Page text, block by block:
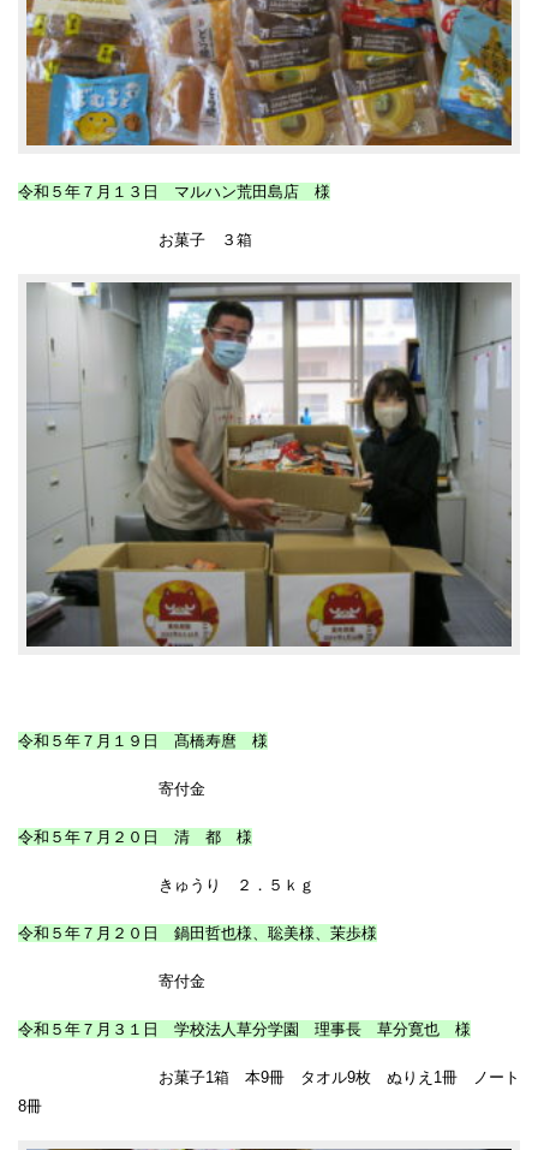
令和５年７月１３日 マルハン荒田島店 様
お菓子 ３箱
令和５年７月１９日 髙橋寿麿 様
寄付金
令和５年７月２０日 清 都 様
きゅうり ２．５ｋｇ
令和５年７月２０日 鍋田哲也様、聡美様、茉歩様
寄付金
令和５年７月３１日 学校法人草分学園 理事長 草分寛也 様
お菓子1箱 本9冊 タオル9枚 ぬりえ1冊 ノート
8冊